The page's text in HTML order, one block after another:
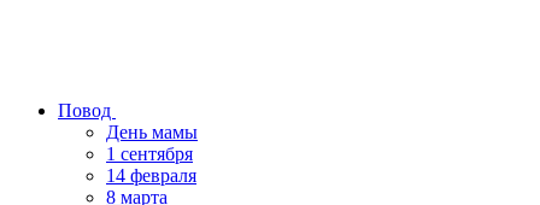
Повод
День мамы
1 сентября
14 февраля
8 марта